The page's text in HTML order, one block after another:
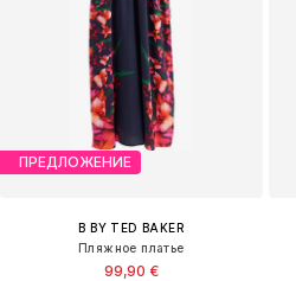
ПРЕДЛОЖЕНИЕ
B BY TED BAKER
Пляжное платье
99,90 €